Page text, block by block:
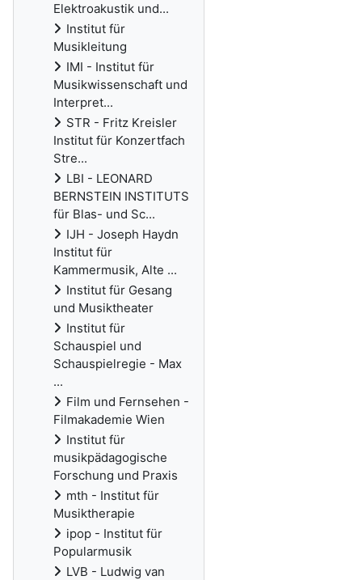
Elektroakustik und...
Institut für
Musikleitung
IMI - Institut für
Musikwissenschaft und
Interpret...
STR - Fritz Kreisler
Institut für Konzertfach
Stre...
LBI - LEONARD
BERNSTEIN INSTITUTS
für Blas- und Sc...
IJH - Joseph Haydn
Institut für
Kammermusik, Alte ...
Institut für Gesang
und Musiktheater
Institut für
Schauspiel und
Schauspielregie - Max
...
Film und Fernsehen -
Filmakademie Wien
Institut für
musikpädagogische
Forschung und Praxis
mth - Institut für
Musiktherapie
ipop - Institut für
Popularmusik
LVB - Ludwig van